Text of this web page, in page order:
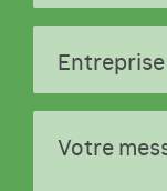
Entreprise
Votre